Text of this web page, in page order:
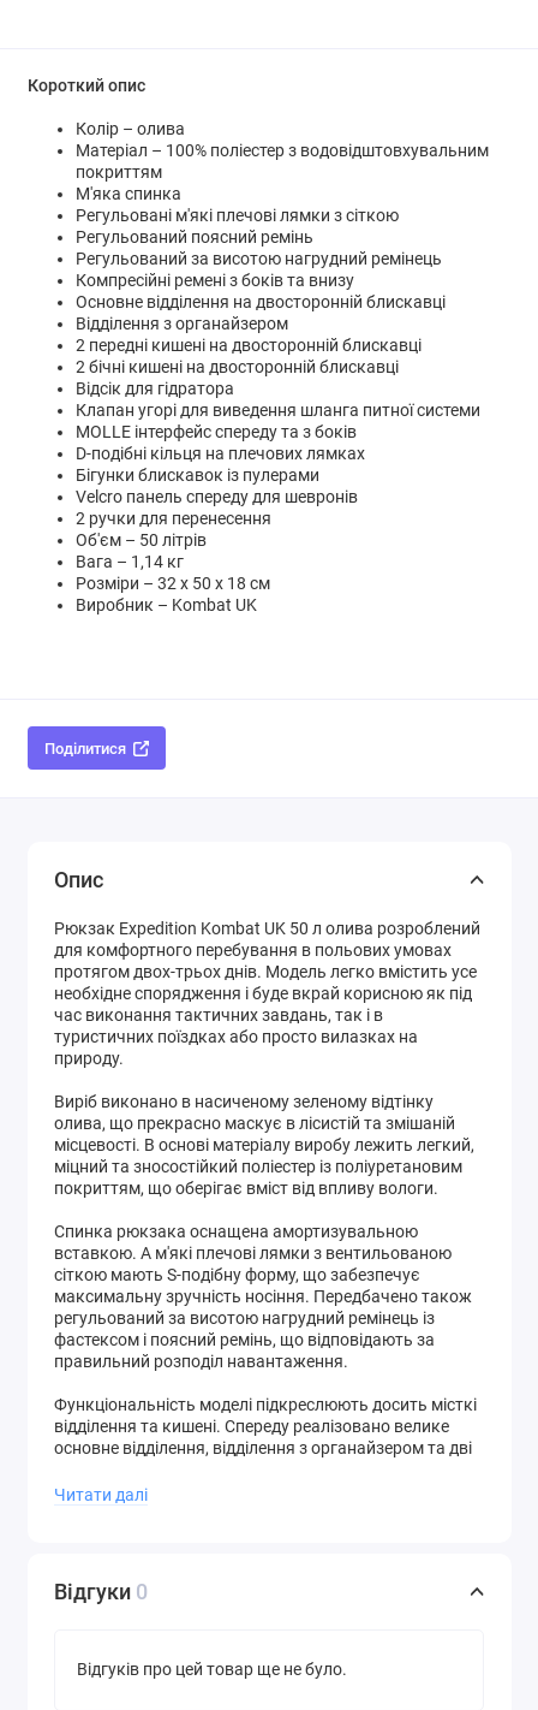
Короткий опис
Колір – олива
Матеріал – 100% поліестер з водовідштовхувальним
покриттям
М'яка спинка
Регульовані м'які плечові лямки з сіткою
Регульований поясний ремінь
Регульований за висотою нагрудний ремінець
Компресійні ремені з боків та внизу
Основне відділення на двосторонній блискавці
Відділення з органайзером
2 передні кишені на двосторонній блискавці
2 бічні кишені на двосторонній блискавці
Відсік для гідратора
Клапан угорі для виведення шланга питної системи
MOLLE інтерфейс спереду та з боків
D-подібні кільця на плечових лямках
Бігунки блискавок із пулерами
Velcro панель спереду для шевронів
2 ручки для перенесення
Об'єм – 50 літрів
Вага – 1,14 кг
Розміри – 32 х 50 х 18 см
Виробник – Kombat UK
Поділитися
Опис
Рюкзак Expedition Kombat UK 50 л олива розроблений
для комфортного перебування в польових умовах
протягом двох-трьох днів. Модель легко вмістить усе
необхідне спорядження і буде вкрай корисною як під
час виконання тактичних завдань, так і в
туристичних поїздках або просто вилазках на
природу.
Виріб виконано в насиченому зеленому відтінку
олива, що прекрасно маскує в лісистій та змішаній
місцевості. В основі матеріалу виробу лежить легкий,
міцний та зносостійкий поліестер із поліуретановим
покриттям, що оберігає вміст від впливу вологи.
Спинка рюкзака оснащена амортизувальною
вставкою. А м'які плечові лямки з вентильованою
сіткою мають S-подібну форму, що забезпечує
максимальну зручність носіння. Передбачено також
регульований за висотою нагрудний ремінець із
фастексом і поясний ремінь, що відповідають за
правильний розподіл навантаження.
Функціональність моделі підкреслюють досить місткі
відділення та кишені. Спереду реалізовано велике
основне відділення, відділення з органайзером та дві
розташувалися з боків. Кишеня в основному
Фронтальну сторону та поверхні бічних кишень
компресійні ремені, призначені для зменшення
Читати далі
Відгуки 0
Відгуків про цей товар ще не було.